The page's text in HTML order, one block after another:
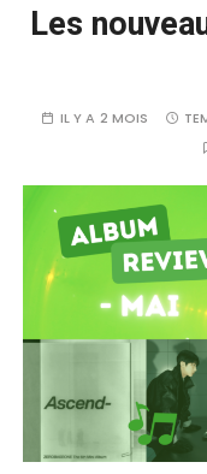
Les
IL Y A 2 MOIS